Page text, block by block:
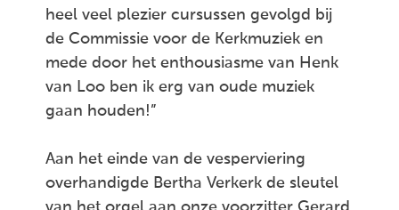
heel veel plezier cursussen gevolgd bij
de Commissie voor de Kerkmuziek en
mede door het enthousiasme van Henk
van Loo ben ik erg van oude muziek
gaan houden!”
Aan het einde van de vesperviering
overhandigde Bertha Verkerk de sleutel